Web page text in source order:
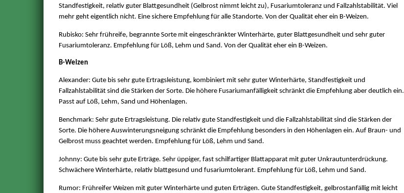
Standfestigkeit, relativ guter Blattgesundheit (Gelbrost nimmt leicht zu), Fusariumtoleranz und Fallzahlstabilität. Viel
mehr geht eigentlich nicht. Eine sichere Empfehlung für alle Standorte. Von der Qualität eher ein B-Weizen.
Rubisko: Sehr frühreife, begrannte Sorte mit eingeschränkter Winterhärte, guter Blattgesundheit und sehr guter
Fusariumtoleranz. Empfehlung für Löß, Lehm und Sand. Von der Qualität eher ein B-Weizen.
B-Weizen
Alexander: Gute bis sehr gute Ertragsleistung, kombiniert mit sehr guter Winterhärte, Standfestigkeit und
Fallzahlstabilität sind die Stärken der Sorte. Die höhere Fusariumanfälligkeit schränkt die Empfehlung aber deutlich ein.
Passt auf Löß, Lehm, Sand und Höhenlagen.
Benchmark: Sehr gute Ertragsleistung. Die relativ gute Standfestigkeit und die Fallzahlstabilität sind die Stärken der
Sorte. Die höhere Auswinterungsneigung schränkt die Empfehlung besonders in den Höhenlagen ein. Auf Braun- und
Gelbrost muss geachtet werden. Empfehlung für Löß, Lehm und Sand.
Johnny: Gute bis sehr gute Erträge. Sehr üppiger, fast schilfartiger Blattapparat mit guter Unkrautunterdrückung.
Schwächere Winterhärte, relativ blattgesund und fusariumtolerant. Empfehlung für Löß, Lehm und Sand.
Rumor: Frühreifer Weizen mit guter Winterhärte und guten Erträgen. Gute Standfestigkeit, gelbrostanfällig mit leicht